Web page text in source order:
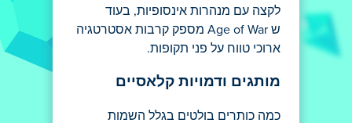
לקצה עם מנהרות אינסופיות, בעוד
ש Age of War מספק קרבות אסטרטגיה
ארוכי טווח על פני תקופות.
מותגים ודמויות קלאסיים
כמה כותרים בולטים בגלל השמות